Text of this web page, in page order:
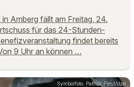
Amberg fällt am Freitag, 24.
für das 24-Stunden-
findet bereits
9 Uhr an können …
Symbolfoto: Patrick Pleul/dpa